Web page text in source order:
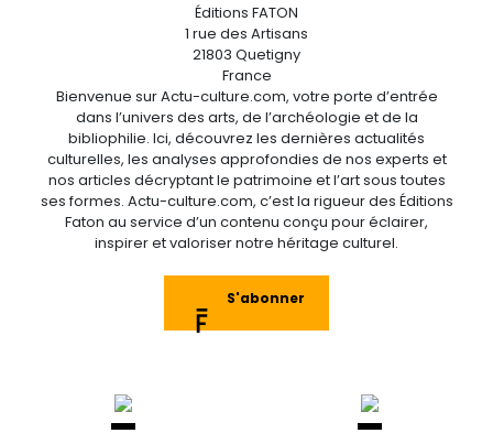
Éditions FATON
1 rue des Artisans
21803 Quetigny
France
Bienvenue sur Actu-culture.com, votre porte d’entrée
dans l’univers des arts, de l’archéologie et de la
bibliophilie. Ici, découvrez les dernières actualités
culturelles, les analyses approfondies de nos experts et
nos articles décryptant le patrimoine et l’art sous toutes
ses formes. Actu-culture.com, c’est la rigueur des Éditions
Faton au service d’un contenu conçu pour éclairer,
inspirer et valoriser notre héritage culturel.
S'abonner